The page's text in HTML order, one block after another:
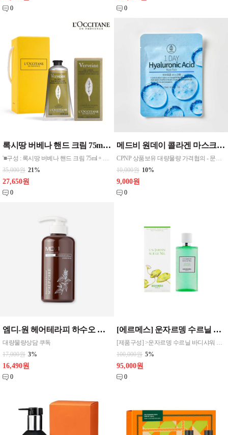
0 0
록시땅 버베나 핸드 크림 75ml 원산지 프랑스, 화장품
'■구성 : 록시땅 버베나 핸드 크림 75ml + 직사각 끈 케이스(썸네일과동일)
35,000원 21%
27,650원
0
메드비 원데이 콜라겐 마스크팩외 27g*10개 10종중 선택 1 < 10개단위판매 >
CPNP 상품보유 대량물량 가격협의 - 문의 쿠독 - 꿀/알로에/달팽이/히아루룬산/비타민c/석류/콜라겐/티트리/플라센타/씨네이크
10,000원 10%
9,000원
0
엠디-원 헤어테라피 하수오 스칼프 케어 샴푸 트리트먼트 선택 500ml CPNP 1개단위판매
대량물량상담 쿠독
17,000원 3%
16,490원
0
[에르메스] 운자르뎅 수르닐 바디샤워 젤 200ml 원산지 프랑스 독일[화장품]
[제품구성] >운자르뎅 수르닐 바디샤워 젤 200ml > 전용 에르메스 쇼핑백 별도구매: 2,200원
100,000원 5%
95,000원
0